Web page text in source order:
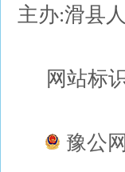
主办:滑县
网站标
豫公